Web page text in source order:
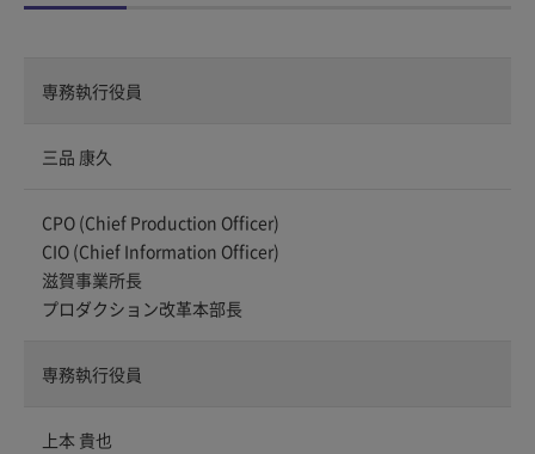
専務執行役員
三品 康久
CPO (Chief Production Officer)
CIO (Chief Information Officer)
滋賀事業所長
プロダクション改革本部長
専務執行役員
上本 貴也